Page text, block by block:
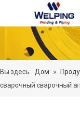
Вы здесь: Дом »
сварочный сварочный